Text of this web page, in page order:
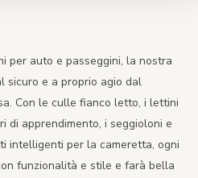
per auto e passeggini, la nostra
sicuro e a proprio agio dal
Con le culle fianco letto, i lettini
di apprendimento, i seggioloni e
intelligenti per la cameretta, ogni
funzionalità e stile e farà bella